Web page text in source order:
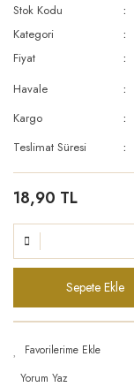
Stok Kodu
Kategori
Fiyat
Havale
Kargo
Teslimat Süresi
18,90 TL
Sepete Ekle
Yorum Yaz